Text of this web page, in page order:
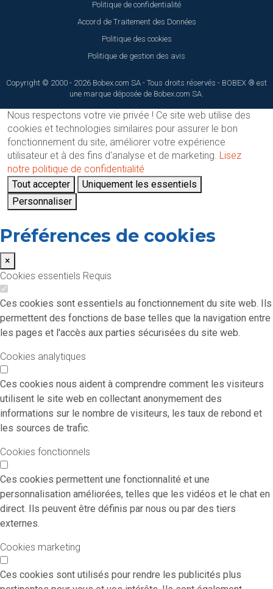
Politique de confidentialité
Accord de Traitement des Données
Politique des cookies
Politique de gestion des avis
Copyright © 2000 - 2026 Bobex.com SA - Tous droits réservés - BOBEX ® est
une marque déposée de Bobex.com SA.
Nous respectons votre vie privée ! Ce site web utilise des
cookies et technologies similaires pour assurer le bon
fonctionnement du site, améliorer votre expérience
utilisateur et à des fins d'analyse et de marketing. Lisez
notre politique de confidentialité
Tout accepter
Uniquement les essentiels
Personnaliser
Préférences de cookies
×
Cookies essentiels Requis
Ces cookies sont essentiels au fonctionnement du site web. Ils
permettent des fonctions de base telles que la navigation entre
les pages et l'accès aux parties sécurisées du site web.
Cookies analytiques
Ces cookies nous aident à comprendre comment les visiteurs
utilisent le site web en collectant anonymement des
informations sur le nombre de visiteurs, les taux de rebond et
les sources de trafic.
Cookies fonctionnels
Ces cookies permettent une fonctionnalité et une
personnalisation améliorées, telles que les vidéos et le chat en
direct. Ils peuvent être définis par nous ou par des tiers
externes.
Cookies marketing
Ces cookies sont utilisés pour rendre les publicités plus